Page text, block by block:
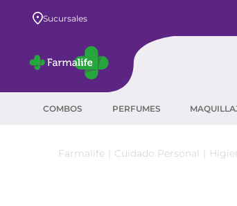
Sucursales
COMBOS PERFUMES
Cuidado Personal